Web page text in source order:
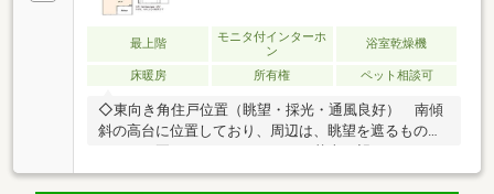
最上階
モニタ付インターホ
ン
浴室乾燥機
床暖房 所有権 ペット相談可
◇東向き角住戸位置（眺望・採光・通風良好） 南傾
斜の高台に位置しており、周辺は、眺望を遮るものが
（天候による）◇ペントハウス面積：12.37m2◇屋上